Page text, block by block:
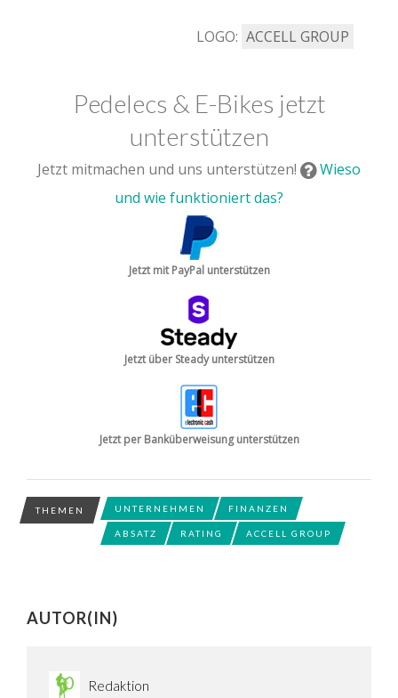
LOGO: ACCELL GROUP
Pedelecs & E-Bikes jetzt
unterstützen
Jetzt mitmachen und uns unterstützen!
Wieso
und wie funktioniert das?
Jetzt mit PayPal unterstützen
Jetzt über Steady unterstützen
Jetzt per Banküberweisung unterstützen
THEMEN UNTERNEHMEN FINANZEN
ABSATZ RATING ACCELL GROUP
AUTOR(IN)
Redaktion